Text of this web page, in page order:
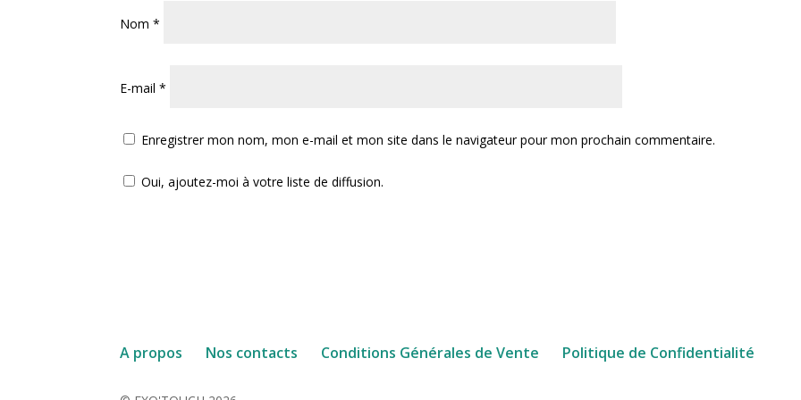
Nom*
E-mail*
Enregistrer mon nom, mon e-mail et mon site dans le navigateur pour mon prochain commentaire.
Oui, ajoutez-moi à votre liste de diffusion.
A propos Nos contacts Conditions Générales de Vente Politique de Confidentialité